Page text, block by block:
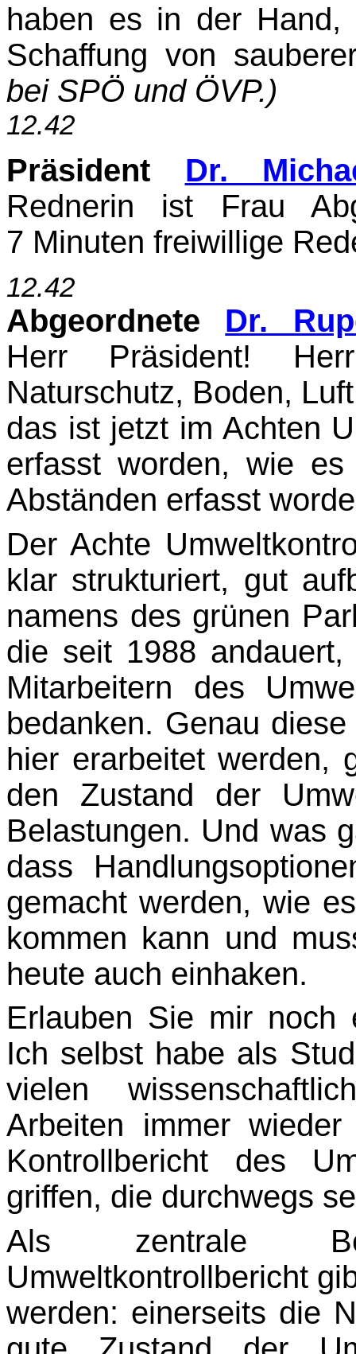
haben es in der Hand,
Schaffung von
bei SPÖ und ÖVP.)
12.42
Präsident Dr.
Rednerin ist Frau
7 Minuten freiwillige
12.42
Abgeordnete Dr.
Herr Präsident!
Naturschutz, Boden,
das ist jetzt im Ach­ten
erfasst worden, wie
Abständen erfasst
Der Achte
klar strukturiert, gut
namens des grünen
die seit 1988
Mitarbeitern des
bedanken. Genau
hier erarbeitet wer­den,
den Zustand der
Belastungen. Und was
dass
gemacht werden, wie
kommen kann und
heute auch einhaken.
Erlauben Sie mir noch
Ich selbst habe als
vielen
Arbeiten immer
Kontrollbericht des
griffen, die durchwegs
Als zentrale
Umweltkontrollbericht
werden: einerseits die